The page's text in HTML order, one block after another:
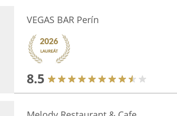
VEGAS BAR Perín
8.5